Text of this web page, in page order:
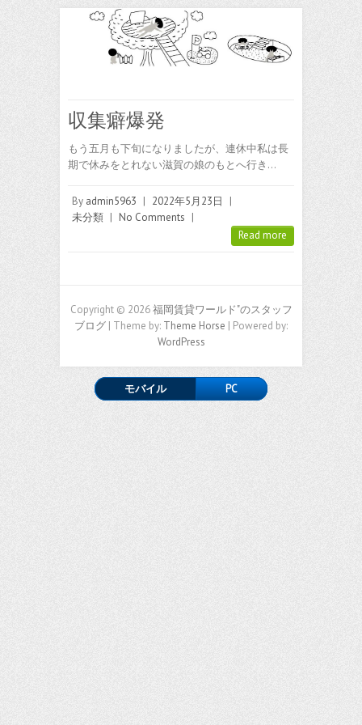
収集癖爆発
もう五月も下旬になりましたが、連休中私は長
期で休みをとれない滋賀の娘のもとへ行き…
By admin5963 | 2022年5月23日
|
未分類 | No Comments |
Read more
Copyright © 2026福岡賃貸ワールド"のスタッフ
ブログ | Theme by: Theme Horse | Powered by:
WordPress
モバイル PC